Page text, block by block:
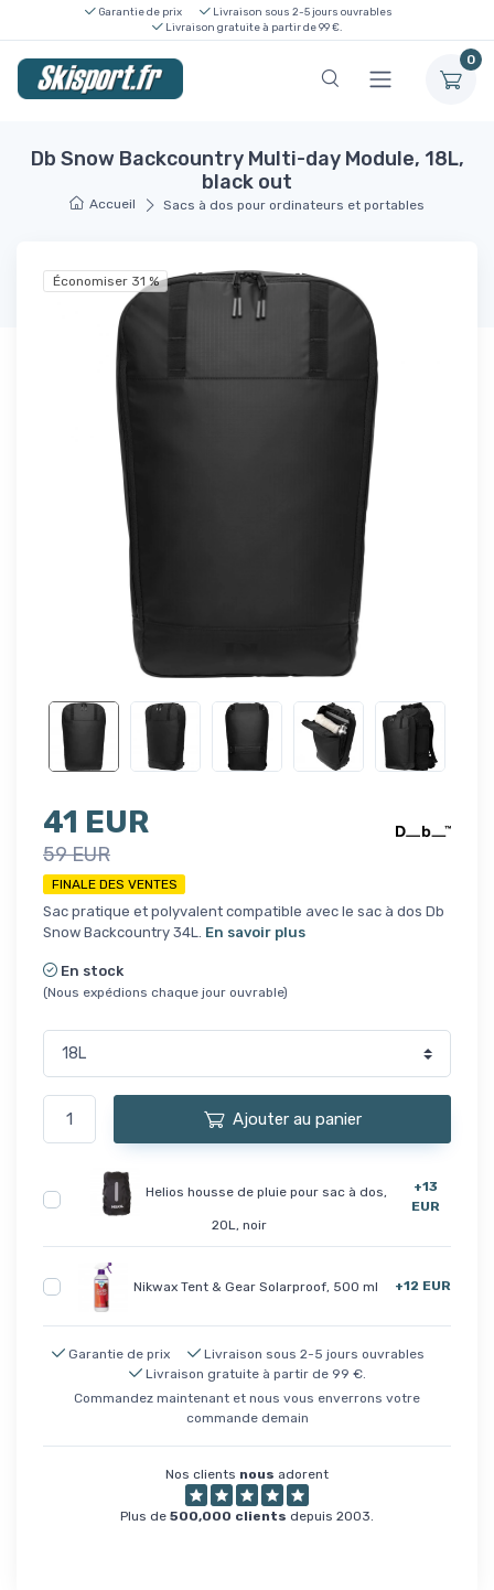
Garantie de prix
Livraison sous 2-5 jours ouvrables
Livraison gratuite à partir de 99 €.
0
Db Snow Backcountry Multi-day Module, 18L,
black out
Accueil Sacs à dos pour ordinateurs et portables
Économiser 31 %
41 EUR
59 EUR
FINALE DES VENTES
Sac pratique et polyvalent compatible avec le sac à dos Db
Snow Backcountry 34L. En savoir plus
En stock
(Nous expédions chaque jour ouvrable)
Ajouter au panier
Helios housse de pluie pour sac à dos,
20L, noir
+13
EUR
Nikwax Tent & Gear Solarproof, 500 ml +12 EUR
Garantie de prix
Livraison sous 2-5 jours ouvrables
Livraison gratuite à partir de 99 €.
Commandez maintenant et nous vous enverrons votre
commande demain
Nos clients nous adorent
Plus de 500,000 clients depuis 2003.